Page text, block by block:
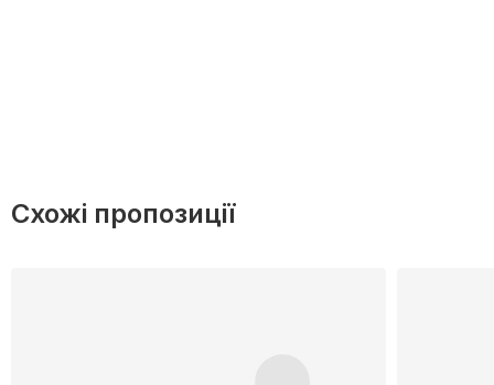
Схожі пропозиції